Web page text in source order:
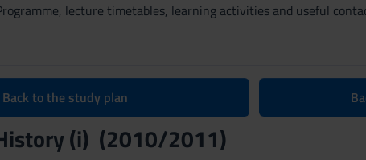
lecture timetables, learning activities and useful
Back to the study plan
(i) (2010/2011)